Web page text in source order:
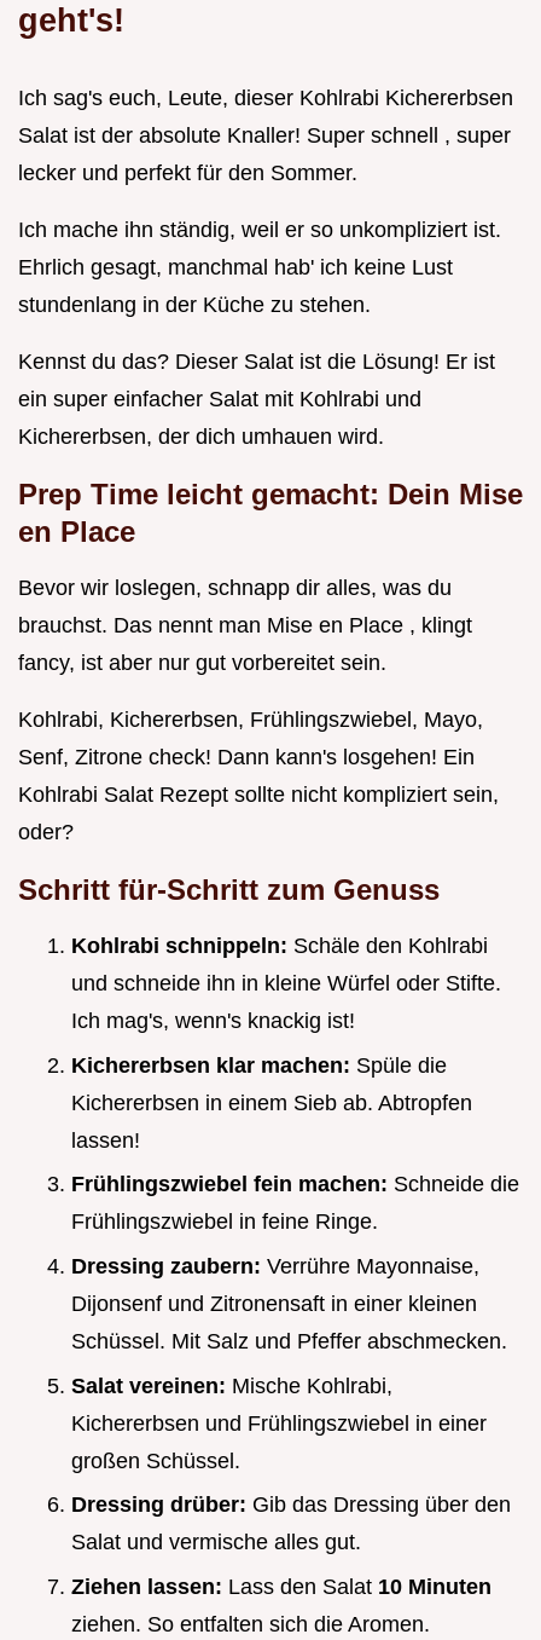
geht's!
Ich sag's euch, Leute, dieser Kohlrabi Kichererbsen
Salat ist der absolute Knaller! Super schnell , super
lecker und perfekt für den Sommer.
Ich mache ihn ständig, weil er so unkompliziert ist.
Ehrlich gesagt, manchmal hab' ich keine Lust
stundenlang in der Küche zu stehen.
Kennst du das? Dieser Salat ist die Lösung! Er ist
ein super einfacher Salat mit Kohlrabi und
Kichererbsen, der dich umhauen wird.
Prep Time leicht gemacht: Dein Mise
en Place
Bevor wir loslegen, schnapp dir alles, was du
brauchst. Das nennt man Mise en Place , klingt
fancy, ist aber nur gut vorbereitet sein.
Kohlrabi, Kichererbsen, Frühlingszwiebel, Mayo,
Senf, Zitrone check! Dann kann's losgehen! Ein
Kohlrabi Salat Rezept sollte nicht kompliziert sein,
oder?
Schritt für-Schritt zum Genuss
Kohlrabi schnippeln: Schäle den Kohlrabi
und schneide ihn in kleine Würfel oder Stifte.
Ich mag's, wenn's knackig ist!
Kichererbsen klar machen: Spüle die
Kichererbsen in einem Sieb ab. Abtropfen
lassen!
Frühlingszwiebel fein machen: Schneide die
Frühlingszwiebel in feine Ringe.
Dressing zaubern: Verrühre Mayonnaise,
Dijonsenf und Zitronensaft in einer kleinen
Schüssel. Mit Salz und Pfeffer abschmecken.
Salat vereinen: Mische Kohlrabi,
Kichererbsen und Frühlingszwiebel in einer
großen Schüssel.
Dressing drüber: Gib das Dressing über den
Salat und vermische alles gut.
Ziehen lassen: Lass den Salat 10 Minuten
ziehen. So entfalten sich die Aromen.